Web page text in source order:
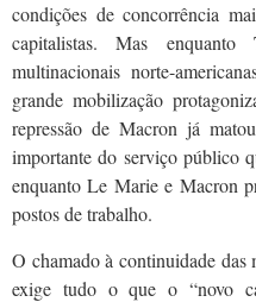
condições de concorrência
capitalistas. Mas
multinacionais norte-
grande mobilização
repressão de Macron já
importante do serviço público
enquanto Le Marie e Macron
postos de trabalho.
O chamado à continuidade
exige tudo o que o “novo